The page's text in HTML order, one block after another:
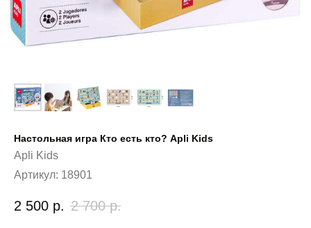
Настольная игра Кто есть кто? Apli Kids
Apli Kids
Артикул: 18901
2 500 р. 2 700 р.